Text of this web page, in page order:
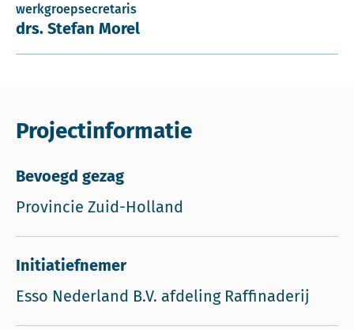
werkgroepsecretaris
drs. Stefan Morel
Projectinformatie
Bevoegd gezag
Provincie Zuid-Holland
Initiatiefnemer
Esso Nederland B.V. afdeling Raffinaderij